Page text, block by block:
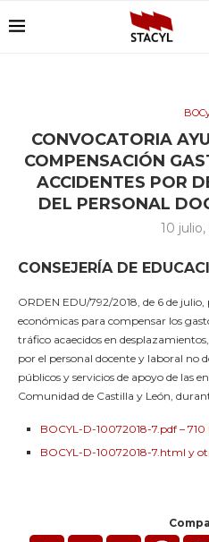
CONVOCATORIA
COMPENSACIÓN
ACCIDENTES POR
DEL PERSONAL
10 julio,
CONSEJERÍA DE
ORDEN EDU/792/2018, de 6 de
económicas para compensar los
tráfico acaecidos en
por el personal docente y laboral no
públicos y servicios de apoyo de las
Comunidad de Castilla y León,
BOCYL-D-10072018-7.pdf – 710
BOCYL-D-10072018-7.html y